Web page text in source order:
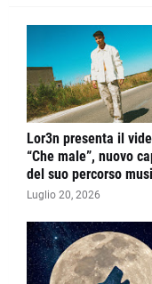
Lor3n presenta il
“Che male”, nuovo
del suo percorso
Luglio 20, 2026